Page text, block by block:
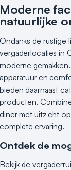
Museum
Theater
Moderne
natuurlijke
Ondanks de rustige
vergaderlocaties in
moderne
apparatuur en
bieden daarnaast
producten.
diner met uitzicht
complete ervaring.
Ontdek de
Bekijk de